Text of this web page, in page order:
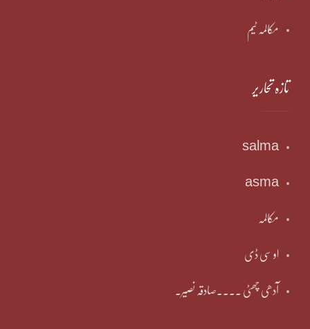
مکالمہ ٹیم
تازہ تحاریر
salma
asma
مکالمہ
او سی ڈی
آدھی چھٹی ۔۔۔۔صادقہ نصیر۔